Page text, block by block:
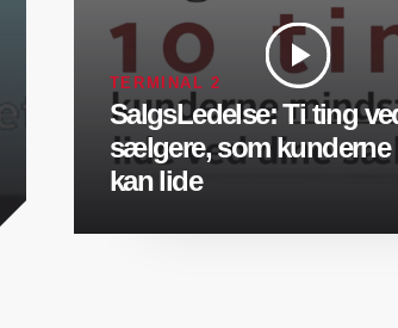
TERMINAL 2
SalgsLedelse: Ti ting
sælgere, som kunderne
kan lide